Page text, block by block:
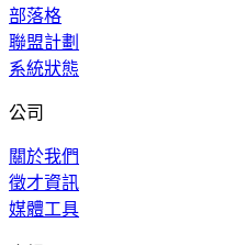
部落格
聯盟計劃
系統狀態
公司
關於我們
徵才資訊
媒體工具